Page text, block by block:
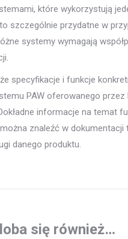
które wykorzystują
szczególnie przydatne w
systemy wymagają
specyfikacje i funkcje
PAW oferowanego przez
informacje na temat
znaleźć w dokumentacji
danego produktu.
się również…